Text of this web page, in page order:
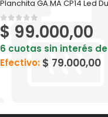
0out of 5
$ 99.000,00
6 cuotas sin interés de
Efectivo: $ 79.000,00